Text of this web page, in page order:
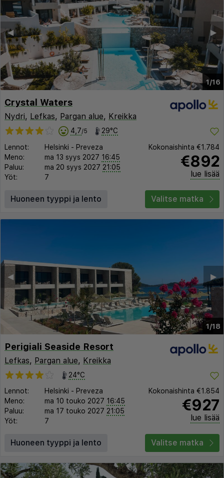
1/16
▶︎
◀︎
Crystal Waters
Nydri, Lefkas, Pargan alue, Kreikka
4,7/5 29°C
Lennot: Helsinki - Preveza
Meno:
ma 13 syys 2027 16:45
Paluu:
ma 20 syys 2027 21:05
Yöt:
7
Kokonaishinta €1.784
€892
lue lisää
Huoneen tyyppi ja lento Valitse matka
1/18
▶︎
◀︎
Perigiali Seaside Resort
Lefkas, Pargan alue, Kreikka
24°C
Lennot:
Helsinki - Preveza
Meno:
ma 10 touko 2027 16:45
Paluu:
ma 17 touko 2027 21:05
Yöt:
7
Kokonaishinta €1.854
€927
lue lisää
Huoneen tyyppi ja lento Valitse matka